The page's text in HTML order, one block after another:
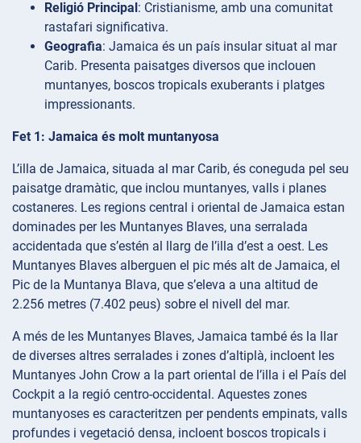
Religió Principal: Cristianisme, amb una comunitat
rastafari significativa.
Geografia: Jamaica és un país insular situat al mar
Carib. Presenta paisatges diversos que inclouen
muntanyes, boscos tropicals exuberants i platges
impressionants.
Fet 1: Jamaica és molt muntanyosa
L’illa de Jamaica, situada al mar Carib, és coneguda pel seu
paisatge dramàtic, que inclou muntanyes, valls i planes
costaneres. Les regions central i oriental de Jamaica estan
dominades per les Muntanyes Blaves, una serralada
accidentada que s’estén al llarg de l’illa d’est a oest. Les
Muntanyes Blaves alberguen el pic més alt de Jamaica, el
Pic de la Muntanya Blava, que s’eleva a una altitud de
2.256 metres (7.402 peus) sobre el nivell del mar.
A més de les Muntanyes Blaves, Jamaica també és la llar
de diverses altres serralades i zones d’altiplà, incloent les
Muntanyes John Crow a la part oriental de l’illa i el País del
Cockpit a la regió centro-occidental. Aquestes zones
muntanyoses es caracteritzen per pendents empinats, valls
profundes i vegetació densa, incloent boscos tropicals i